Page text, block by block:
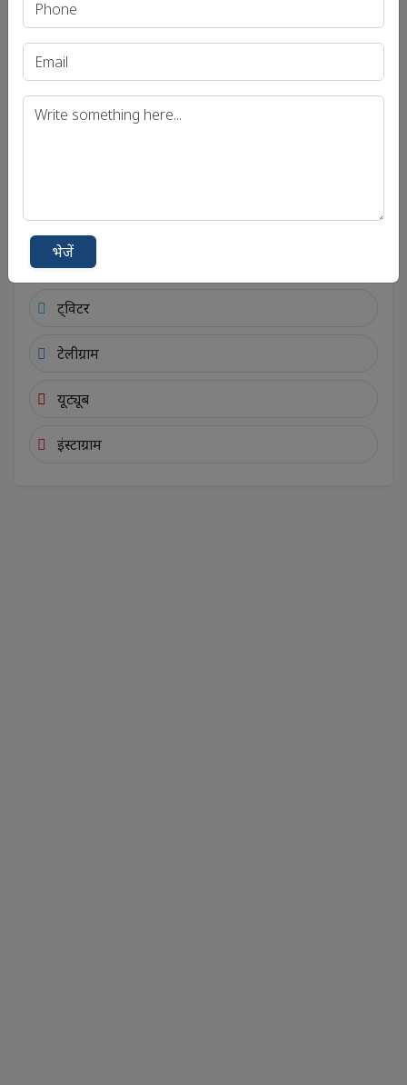
भेजें
एंड्रॉयड
फेसबुक
ट्विटर
टेलीग्राम
यूट्यूब
इंस्टाग्राम
भेजें